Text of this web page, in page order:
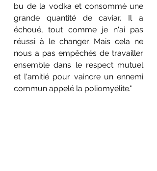
bu de la vodka et consommé une
grande quantité de caviar. Il a
échoué, tout comme je n'ai pas
réussi à le changer. Mais cela ne
nous a pas empêchés de travailler
ensemble dans le respect mutuel
et l'amitié pour vaincre un ennemi
commun appelé la poliomyélite."